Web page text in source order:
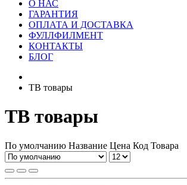
О НАС
ГАРАНТИЯ
ОПЛАТА И ДОСТАВКА
ФУЛЛФИЛМЕНТ
КОНТАКТЫ
БЛОГ
ТВ товары
ТВ товары
По умолчанию Название Цена Код Товара